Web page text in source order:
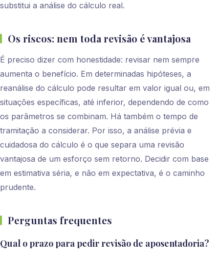
substitui a análise do cálculo real.
Os riscos: nem toda revisão é vantajosa
É preciso dizer com honestidade: revisar nem sempre
aumenta o benefício. Em determinadas hipóteses, a
reanálise do cálculo pode resultar em valor igual ou, em
situações específicas, até inferior, dependendo de como
os parâmetros se combinam. Há também o tempo de
tramitação a considerar. Por isso, a análise prévia e
cuidadosa do cálculo é o que separa uma revisão
vantajosa de um esforço sem retorno. Decidir com base
em estimativa séria, e não em expectativa, é o caminho
prudente.
Perguntas frequentes
Qual o prazo para pedir revisão de aposentadoria?